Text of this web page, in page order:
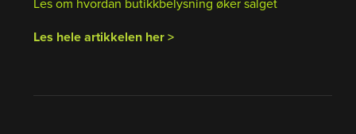
Les om hvordan butikkbelysning øker salget
Les hele artikkelen her >